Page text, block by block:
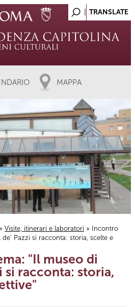
MAPPA
» Visite, itinerari e laboratori » Incontro
Pazzi si racconta: storia, scelte e
"Il museo di
si racconta: storia,